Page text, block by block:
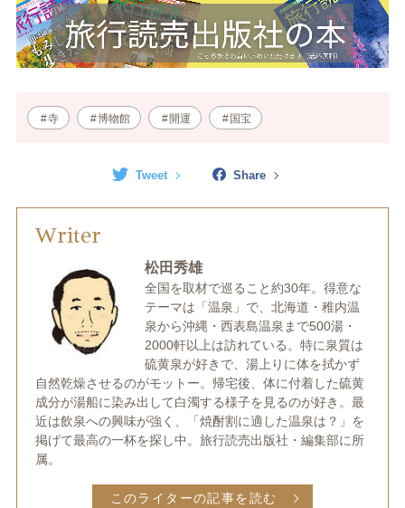
寺 博物館 開運 国宝
Tweet Share
Writer
松田秀雄
全国を取材で巡ること約30年。得意な
テーマは「温泉」で、北海道・稚内温
泉から沖縄・西表島温泉まで500湯・
2000軒以上は訪れている。特に泉質は
硫黄泉が好きで、湯上りに体を拭かず
自然乾燥させるのがモットー。帰宅後、体に付着した硫黄
成分が湯船に染み出して白濁する様子を見るのが好き。最
近は飲泉への興味が強く、「焼酎割に適した温泉は？」を
掲げて最高の一杯を探し中。旅行読売出版社・編集部に所
属。
このライターの記事を読む